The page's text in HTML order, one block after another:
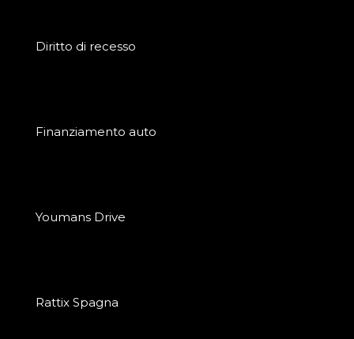
Diritto di recesso
Finanziamento auto
Youmans Drive
Rattix Spagna